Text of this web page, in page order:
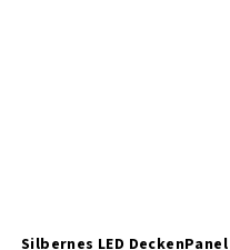
Silbernes LED DeckenPanel